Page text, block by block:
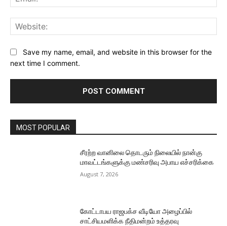
Save my name, email, and website in this browser for the
next time I comment.
MOST POPULAR
சீரற்ற வானிலை தொடரும் நிலையில் நான்கு
மாவட்டங்களுக்கு மண்சரிவு அபாய எச்சரிக்கை
August 7, 2026
கோட்டாபய ராஜபக்ச வீடியோ அழைப்பில்
சாட்சியமளிக்க நீதிமன்றம் உத்தரவு